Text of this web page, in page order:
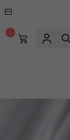
السعودية